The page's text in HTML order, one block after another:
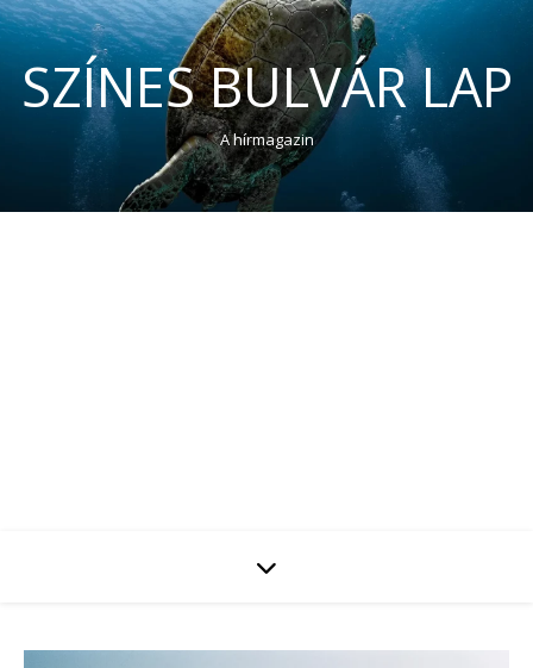
SZÍNES BULVÁR LAP
A hírmagazin